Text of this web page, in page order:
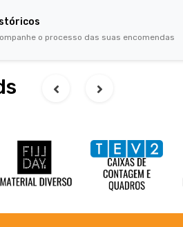
o processo das suas encomendas